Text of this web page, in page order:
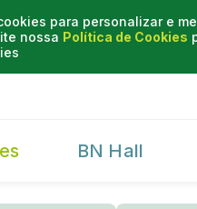
para personalizar e
nossa Política de Cookies
BN Hall